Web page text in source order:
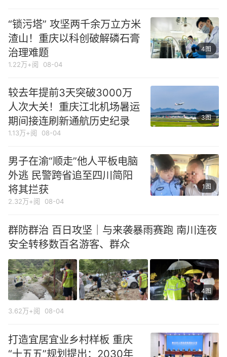
“锁污塔” 攻坚两千余万立方米
渣山！重庆以科创破解磷石膏
治理难题
4图
1.22万+阅 08-04
较去年提前3天突破3000万
人次大关！重庆江北机场暑运
期间接连刷新通航历史纪录
3图
1.13万+阅 08-04
男子在渝“顺走”他人平板电脑
外逃 民警跨省追至四川简阳
将其拦获
1图
2.32万+阅 08-04
群防群治 百日攻坚｜与来袭暴雨赛跑 南川连夜
安全转移数百名游客、群众
4图
3.62万+阅 08-04
打造宜居宜业乡村样板 重庆
“十五五”规划提出：2030年